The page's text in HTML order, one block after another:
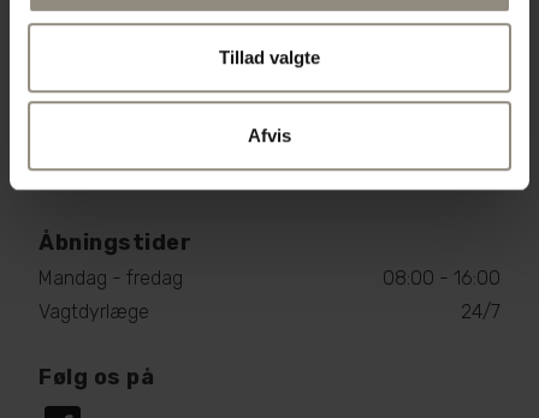
Tillad valgte
Afvis
29 63 79 19
dyrlaegesamsoe@gmail.com
CVR: 36137630
Åbningstider
Mandag - fredag
08:00 - 16:00
Vagtdyrlæge
24/7
Følg os på